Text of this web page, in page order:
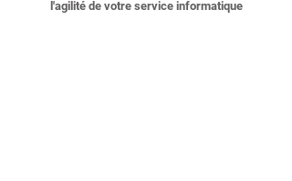
l'agilité de votre service informatique